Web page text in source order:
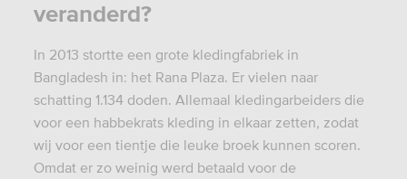
veranderd?
In 2013 stortte een grote kledingfabriek in
Bangladesh in: het Rana Plaza. Er vielen naar
schatting 1.134 doden. Allemaal kledingarbeiders die
voor een habbekrats kleding in elkaar zetten, zodat
wij voor een tientje die leuke broek kunnen scoren.
Omdat er zo weinig werd betaald voor de